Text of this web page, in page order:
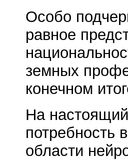
Особо
равное
земных
конечном
На
потребность
области